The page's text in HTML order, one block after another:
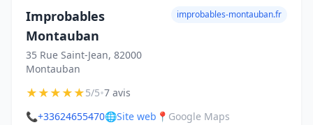
Improbables
Montauban
35 Rue Saint-Jean, 82000
Montauban
improbables-montauban.fr
★★★★★5/5•7 avis
📞+33624655470🌐Site web 📍 Google Maps